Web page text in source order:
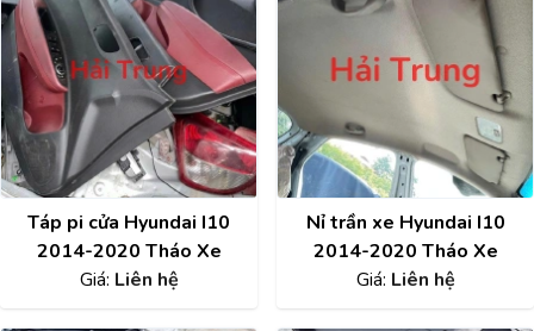
Táp pi cửa Hyundai I10
2014-2020 Tháo Xe
Giá: Liên hệ
Nỉ trần xe Hyundai I10
2014-2020 Tháo Xe
Giá: Liên hệ